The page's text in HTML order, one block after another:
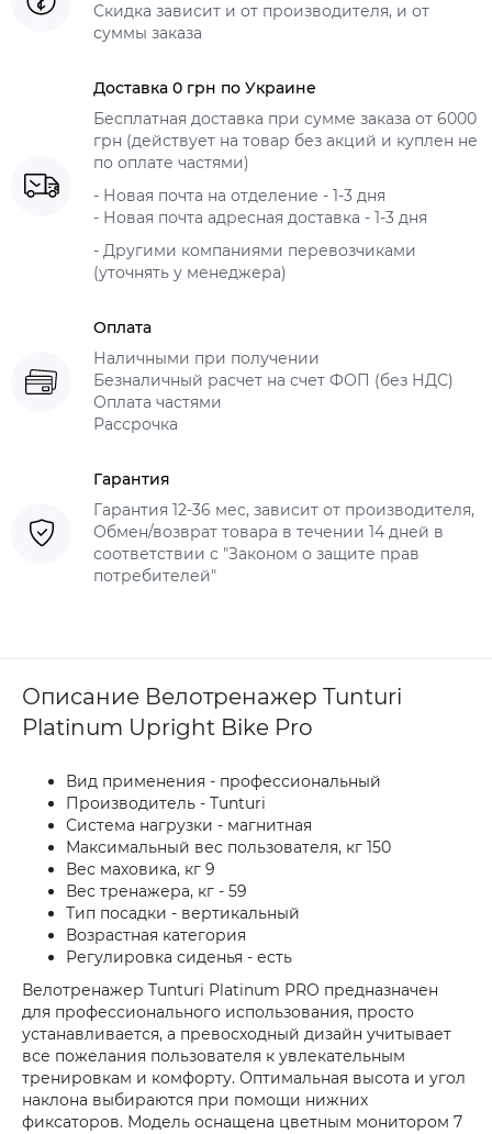
Скидка зависит и от производителя, и от
суммы заказа
Доставка 0 грн по Украине
Бесплатная доставка при сумме заказа от 6000
грн (действует на товар без акций и куплен не
по оплате частями)
- Новая почта на отделение - 1-3 дня
- Новая почта адресная доставка - 1-3 дня
- Другими компаниями перевозчиками
(уточнять у менеджера)
Оплата
Наличными при получении
Безналичный расчет на счет ФОП (без НДС)
Оплата частями
Рассрочка
Гарантия
Гарантия 12-36 мес, зависит от производителя,
Обмен/возврат товара в течении 14 дней в
соответствии с "Законом о защите прав
потребителей"
Описание Велотренажер Tunturi
Platinum Upright Bike Pro
Вид применения - профессиональный
Производитель - Tunturi
Система нагрузки - магнитная
Максимальный вес пользователя, кг 150
Вес маховика, кг 9
Вес тренажера, кг - 59
Тип посадки - вертикальный
Возрастная категория
Регулировка сиденья - есть
Велотренажер Tunturi Platinum PRO предназначен
для профессионального использования, просто
устанавливается, а превосходный дизайн учитывает
все пожелания пользователя к увлекательным
тренировкам и комфорту. Оптимальная высота и угол
наклона выбираются при помощи нижних
фиксаторов. Модель оснащена цветным монитором 7